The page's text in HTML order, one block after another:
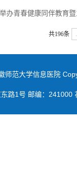
办青春健康同伴教育
共196条
师范大学信息医院
路1号 邮编：